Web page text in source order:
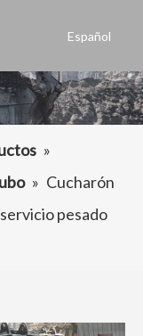
Español
العربية
Français
»
» Cucharón
pesado